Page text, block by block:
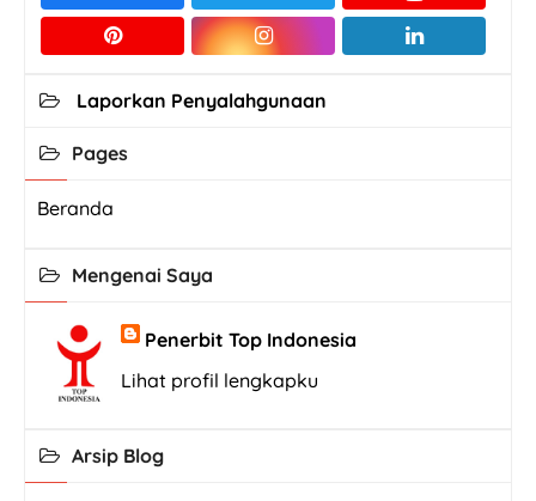
Laporkan Penyalahgunaan
Pages
Beranda
Mengenai Saya
Penerbit Top Indonesia
Lihat profil lengkapku
Arsip Blog